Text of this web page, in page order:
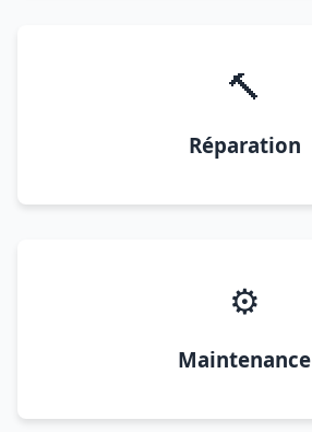
🔨
Réparation
⚙️
Maintenance